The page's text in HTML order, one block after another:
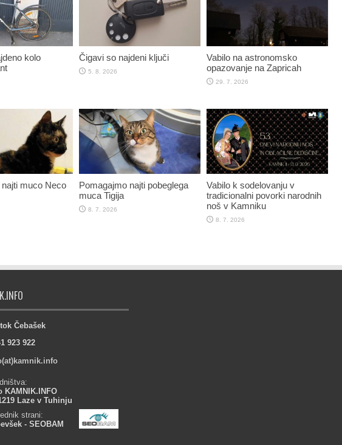
kolo
Čigavi so najdeni ključi
5. 8. 2026
Vabilo na astronomsko
opazovanje na Zapricah
29. 7. 2026
muco Neco
Pomagajmo najti pobeglega
muca Tigija
8. 7. 2026
Vabilo k sodelovanju v
tradicionalni povorki narodnih
noš v Kamniku
8. 7. 2026
Čebašek
923 922
KAMNIK.INFO
Laze v Tuhinju
strani:
- SEOBAM